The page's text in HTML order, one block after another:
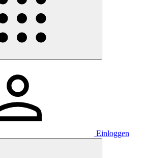
Einloggen